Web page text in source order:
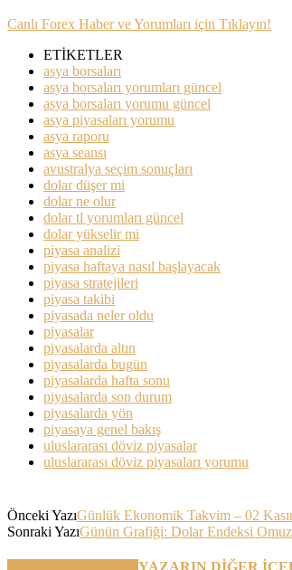
Canlı Forex Haber ve Yorumları için Tıklayın!
ETİKETLER
asya borsaları
asya borsaları yorumları güncel
asya borsaları yorumu güncel
asya piyasaları yorumu
asya raporu
asya seansı
avustralya seçim sonuçları
dolar düşer mi
dolar ne olur
dolar tl yorumları güncel
dolar yükselir mi
piyasa analizi
piyasa haftaya nasıl başlayacak
piyasa stratejileri
piyasa takibi
piyasada neler oldu
piyasalar
piyasalarda altın
piyasalarda bugün
piyasalarda hafta sonu
piyasalarda son durum
piyasalarda yön
piyasaya genel bakış
uluslararası döviz piyasalar
uluslararası döviz piyasaları yorumu
Önceki YazıGünlük Ekonomik Takvim – 02
Sonraki YazıGünün Grafiği: Dolar Endeksi
YAZARIN DİĞER